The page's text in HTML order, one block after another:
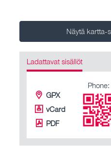
Näytä kartta-
Ladattavat sisällöt
GPX
vCard
PDF
Phone: